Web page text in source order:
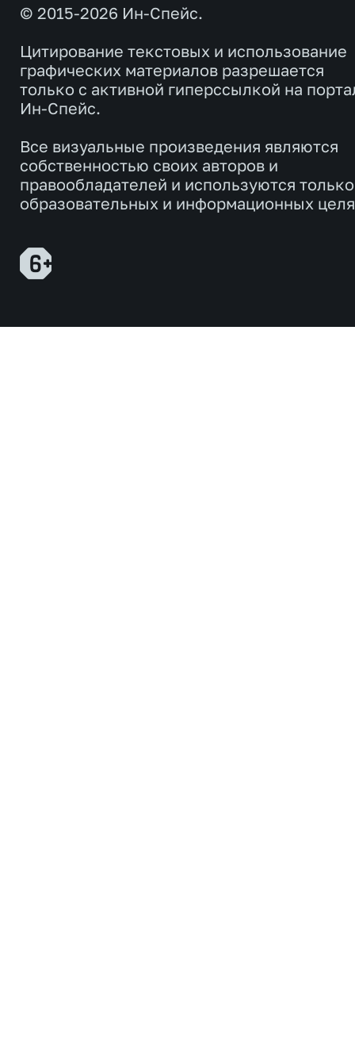
© 2015-2026 Ин-Спейс.
Цитирование текстовых и использование
графических материалов разрешается
только с активной гиперссылкой на
Ин-Спейс.
Все визуальные произведения являются
собственностью своих авторов и
правообладателей и используются
образовательных и информационных